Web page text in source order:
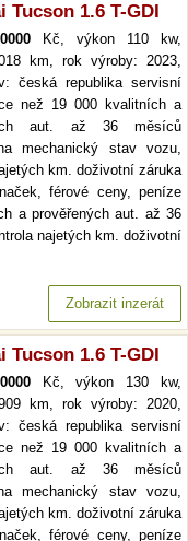
Tucson 1.6 T-GDI
Kč, výkon 110 kw,
km, rok výroby: 2023,
česká republika servisní
než 19 000 kvalitních a
aut. až 36 měsíců
mechanický stav vozu,
km. doživotní záruka
férové ceny, peníze
a prověřených aut. až 36
najetých km. doživotní
Zobrazit inzerát
Tucson 1.6 T-GDI
Kč, výkon 130 kw,
km, rok výroby: 2020,
česká republika servisní
než 19 000 kvalitních a
aut. až 36 měsíců
mechanický stav vozu,
km. doživotní záruka
férové ceny, peníze